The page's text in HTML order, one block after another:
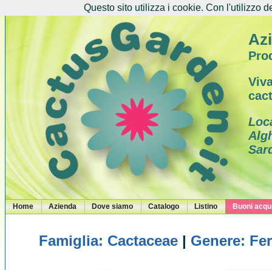
Home Azienda Dove siamo Catalogo Listino Buoni
Famiglia: Cactaceae | Genere:
Questo sito utilizza i cookie. Con l'utilizzo